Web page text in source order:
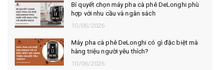
Bí quyết chọn máy pha cà phê DeLonghi phù
hợp với nhu cầu và ngân sách
10/06/2026
Máy pha cà phê DeLonghi có gì đặc biệt mà
hàng triệu người yêu thích?
10/06/2026